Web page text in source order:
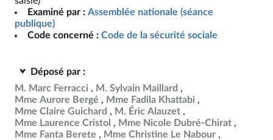
Examiné par : Assemblée nationale (séance
publique)
Code concerné : Code de la sécurité sociale
Déposé par :
M. Marc Ferracci
M. Sylvain Maillard
Mme Aurore Bergé
Mme Fadila Khattabi
Mme Claire Guichard
M. Éric Alauzet
Mme Laurence Cristol
Mme Nicole Dubré-Chirat
Mme Fanta Berete
Mme Christine Le Nabour